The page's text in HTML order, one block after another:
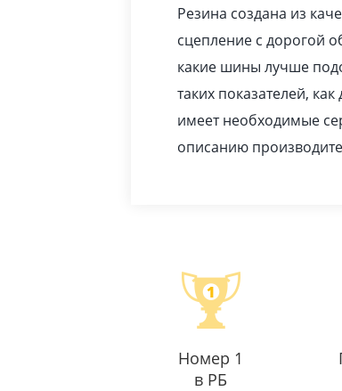
Резина создана из
сцепление с дорогой
какие шины лучше
таких показателей,
имеет необходимые
описанию
Номер 1
в РБ